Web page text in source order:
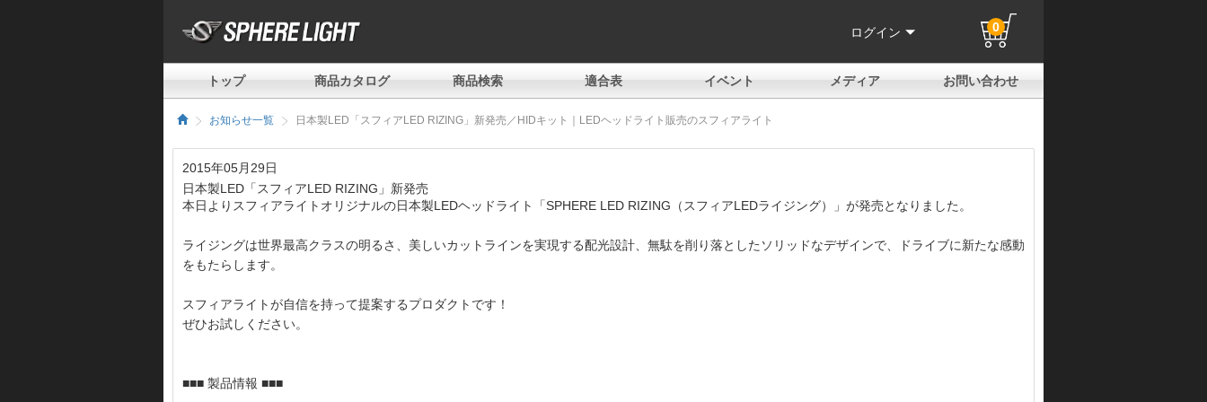
ログイン 0
トップ 商品カタログ 商品検索 適合表 イベント メディア お問い合わせ
お知らせ一覧 日本製LED「スフィアLED RIZING」新発売／HIDキット｜LEDヘッドライト販売のスフィアライト
2015年05月29日
日本製LED「スフィアLED RIZING」新発売
本日よりスフィアライトオリジナルの日本製LEDヘッドライト「SPHERE LED RIZING（スフィアLEDライジング）」が発売となりました。
ライジングは世界最高クラスの明るさ、美しいカットラインを実現する配光設計、無駄を削り落としたソリッドなデザインで、ドライブに新たな感動
をもたらします。
スフィアライトが自信を持って提案するプロダクトです！
ぜひお試しください。
■■■ 製品情報 ■■■